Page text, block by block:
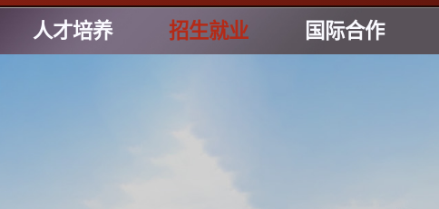
人才培养 招生就业 国际合作